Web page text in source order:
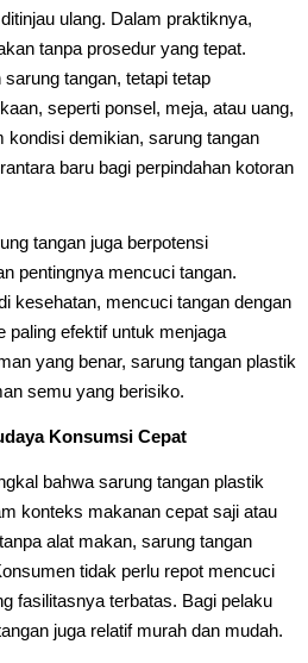
ulang. Dalam praktiknya,
tanpa prosedur yang tepat.
tangan, tetapi tetap
seperti ponsel, meja, atau uang,
kondisi demikian, sarung tangan
baru bagi perpindahan kotoran
tangan juga berpotensi
pentingnya mencuci tangan.
kesehatan, mencuci tangan dengan
paling efektif untuk menjaga
yang benar, sarung tangan plastik
semu yang berisiko.
Konsumsi Cepat
bahwa sarung tangan plastik
konteks makanan cepat saji atau
alat makan, sarung tangan
tidak perlu repot mencuci
fasilitasnya terbatas. Bagi pelaku
juga relatif murah dan mudah.